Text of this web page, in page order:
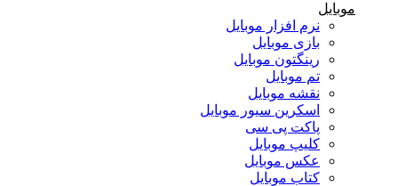
موبایل
نرم افزار موبایل
بازی موبایل
رینگتون موبایل
تم موبایل
نقشه موبایل
اسکرین سیور موبایل
پاکت پی سی
کلیپ موبایل
عکس موبایل
کتاب موبایل